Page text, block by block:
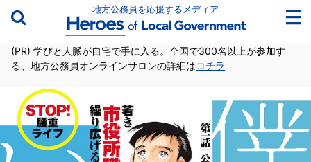
地方公務員を応援するメディア
(PR) 学びと人脈が自宅で手に入る。全国で300名以上が参加す
る、地方公務員オンラインサロンの詳細はコチラ